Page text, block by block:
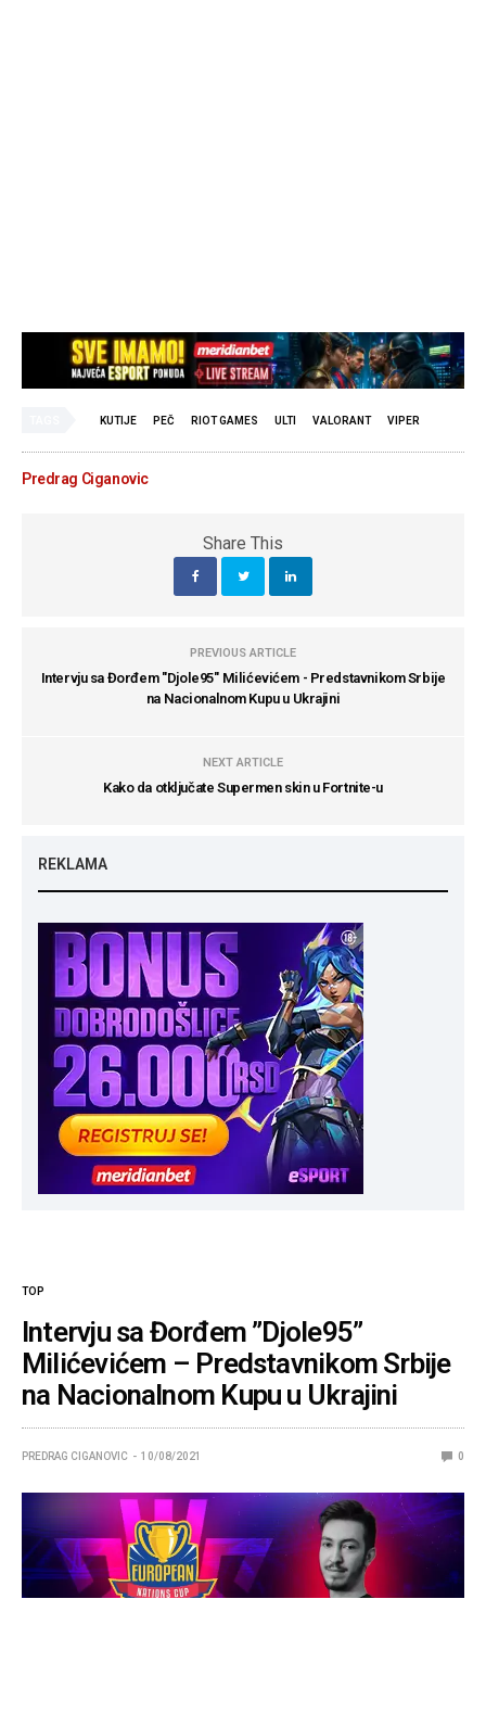
KUTIJE PEČ RIOT GAMES ULTI VALORANT VIPER
Predrag Ciganovic
Share This
PREVIOUS ARTICLE
Intervju sa Đorđem ''Djole95'' Milićevićem - Predstavnikom Srbije
na Nacionalnom Kupu u Ukrajini
NEXT ARTICLE
Kako da otključate Supermen skin u Fortnite-u
REKLAMA
TOP
Intervju sa Đorđem ”Djole95”
Milićevićem – Predstavnikom Srbije
na Nacionalnom Kupu u Ukrajini
PREDRAG CIGANOVIC 10/08/2021 0